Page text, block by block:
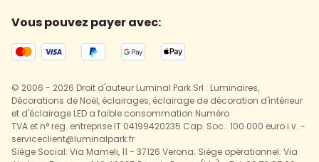
Vous pouvez payer avec:
© 2006 - 2026 Droit d'auteur Luminal Park Srl : Luminaires,
Décorations de Noël, éclairages, éclairage de décoration d'intérieur
et d'éclairage LED a faible consommation Numéro
TVA et n° reg. entreprise IT 04199420235 Cap. Soc.: 100.000 euro i.v. -
serviceclient@luminalpark.fr
Siège Social: Via Mameli, 11 - 37126 Verona; Siège opérationnel: Via